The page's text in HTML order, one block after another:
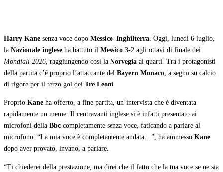
Harry Kane senza voce dopo Messico–Inghilterra. Oggi, lunedì 6 luglio,
la Nazionale inglese ha battuto il Messico 3-2 agli ottavi di finale dei
Mondiali 2026, raggiungendo così la Norvegia ai quarti. Tra i protagonisti
della partita c’è proprio l’attaccante del Bayern Monaco, a segno su calcio
di rigore per il terzo gol dei Tre Leoni.
Proprio Kane ha offerto, a fine partita, un’intervista che è diventata
rapidamente un meme. Il centravanti inglese si è infatti presentato ai
microfoni della Bbc completamente senza voce, faticando a parlare al
microfono: “La mia voce è completamente andata…”, ha ammesso Kane
dopo aver provato, invano, a parlare.
“Ti chiederei della prestazione, ma direi che il fatto che la tua voce se ne sia